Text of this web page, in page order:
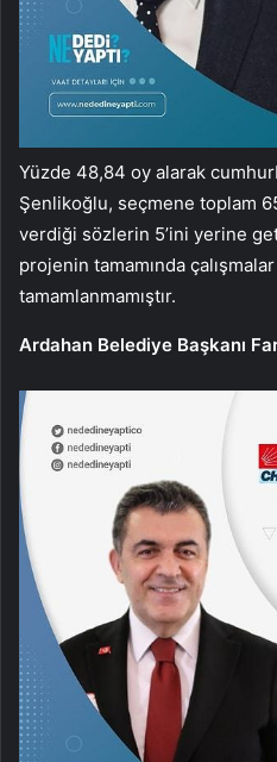
Yüzde 48,84 oy alarak
Şenlikoğlu, seçmene toplam
verdiği sözlerin 5’ini yerine
projenin tamamında
tamamlanmamıştır.
Ardahan Belediye Başkanı